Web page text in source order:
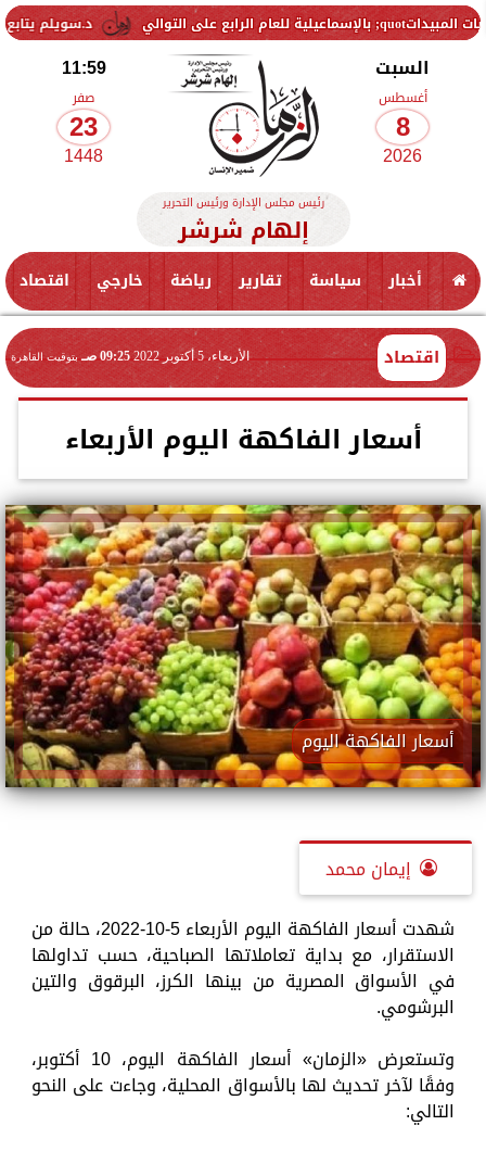
د.سويلم يتابع
السبت
أغسطس
8
2026
11:59
صفر
23
1448
رئيس مجلس الإدارة ورئيس التحرير
إلهام شرشر
أخبار سياسة تقارير رياضة خارجي اقتصاد
اقتصاد الأربعاء، 5 أكتوبر 2022 09:25 صـ بتوقيت القاهرة
أسعار الفاكهة اليوم الأربعاء
أسعار الفاكهة اليوم
إيمان محمد
شهدت أسعار الفاكهة اليوم الأربعاء 5-10-2022، حالة من
الاستقرار، مع بداية تعاملاتها الصباحية، حسب تداولها
في الأسواق المصرية من بينها الكرز، البرقوق والتين
البرشومي.
وتستعرض «الزمان» أسعار الفاكهة اليوم، 10 أكتوبر،
وفقًا لآخر تحديث لها بالأسواق المحلية، وجاءت على النحو
التالي: